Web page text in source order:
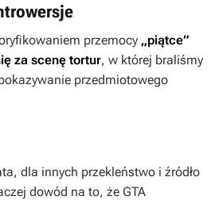
przemocy „piątce”
za scenę tortur, w której braliśmy
przedmiotowego
dla innych przekleństwo i źródło
dowód na to, że GTA